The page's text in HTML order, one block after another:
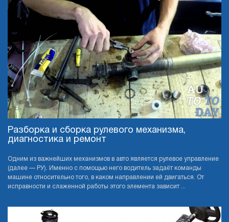
Разборка и сборка рулевого механизма,
диагностика и ремонт
Одним из важнейших механизмов в авто является рулевое управление
(далее — РУ). Именно с помощью него водитель задаёт команды
машине относительно того, в каком направлении ей двигаться. От
исправности и слаженной работы этого элемента зависит ...